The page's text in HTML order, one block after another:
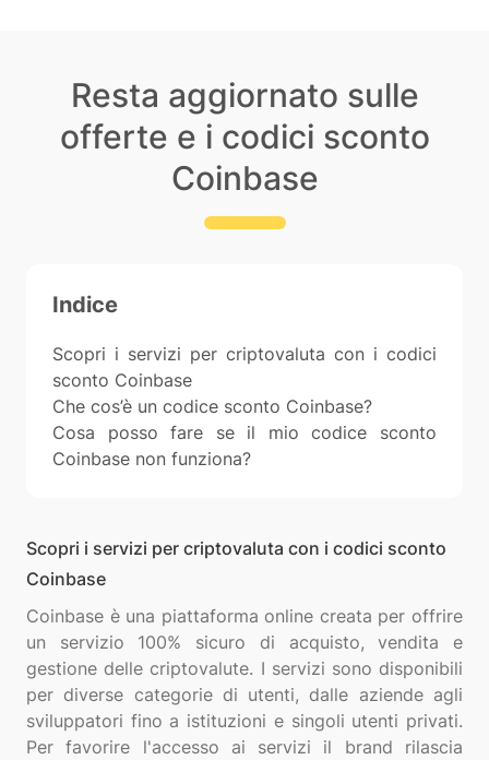
Resta aggiornato sulle
offerte e i codici sconto
Coinbase
Indice
Scopri i servizi per criptovaluta con i codici
sconto Coinbase
Che cos’è un codice sconto Coinbase?
Cosa posso fare se il mio codice sconto
Coinbase non funziona?
Scopri i servizi per criptovaluta con i codici sconto
Coinbase
Coinbase è una piattaforma online creata per offrire
un servizio 100% sicuro di acquisto, vendita e
gestione delle criptovalute. I servizi sono disponibili
per diverse categorie di utenti, dalle aziende agli
sviluppatori fino a istituzioni e singoli utenti privati.
Per favorire l'accesso ai servizi il brand rilascia